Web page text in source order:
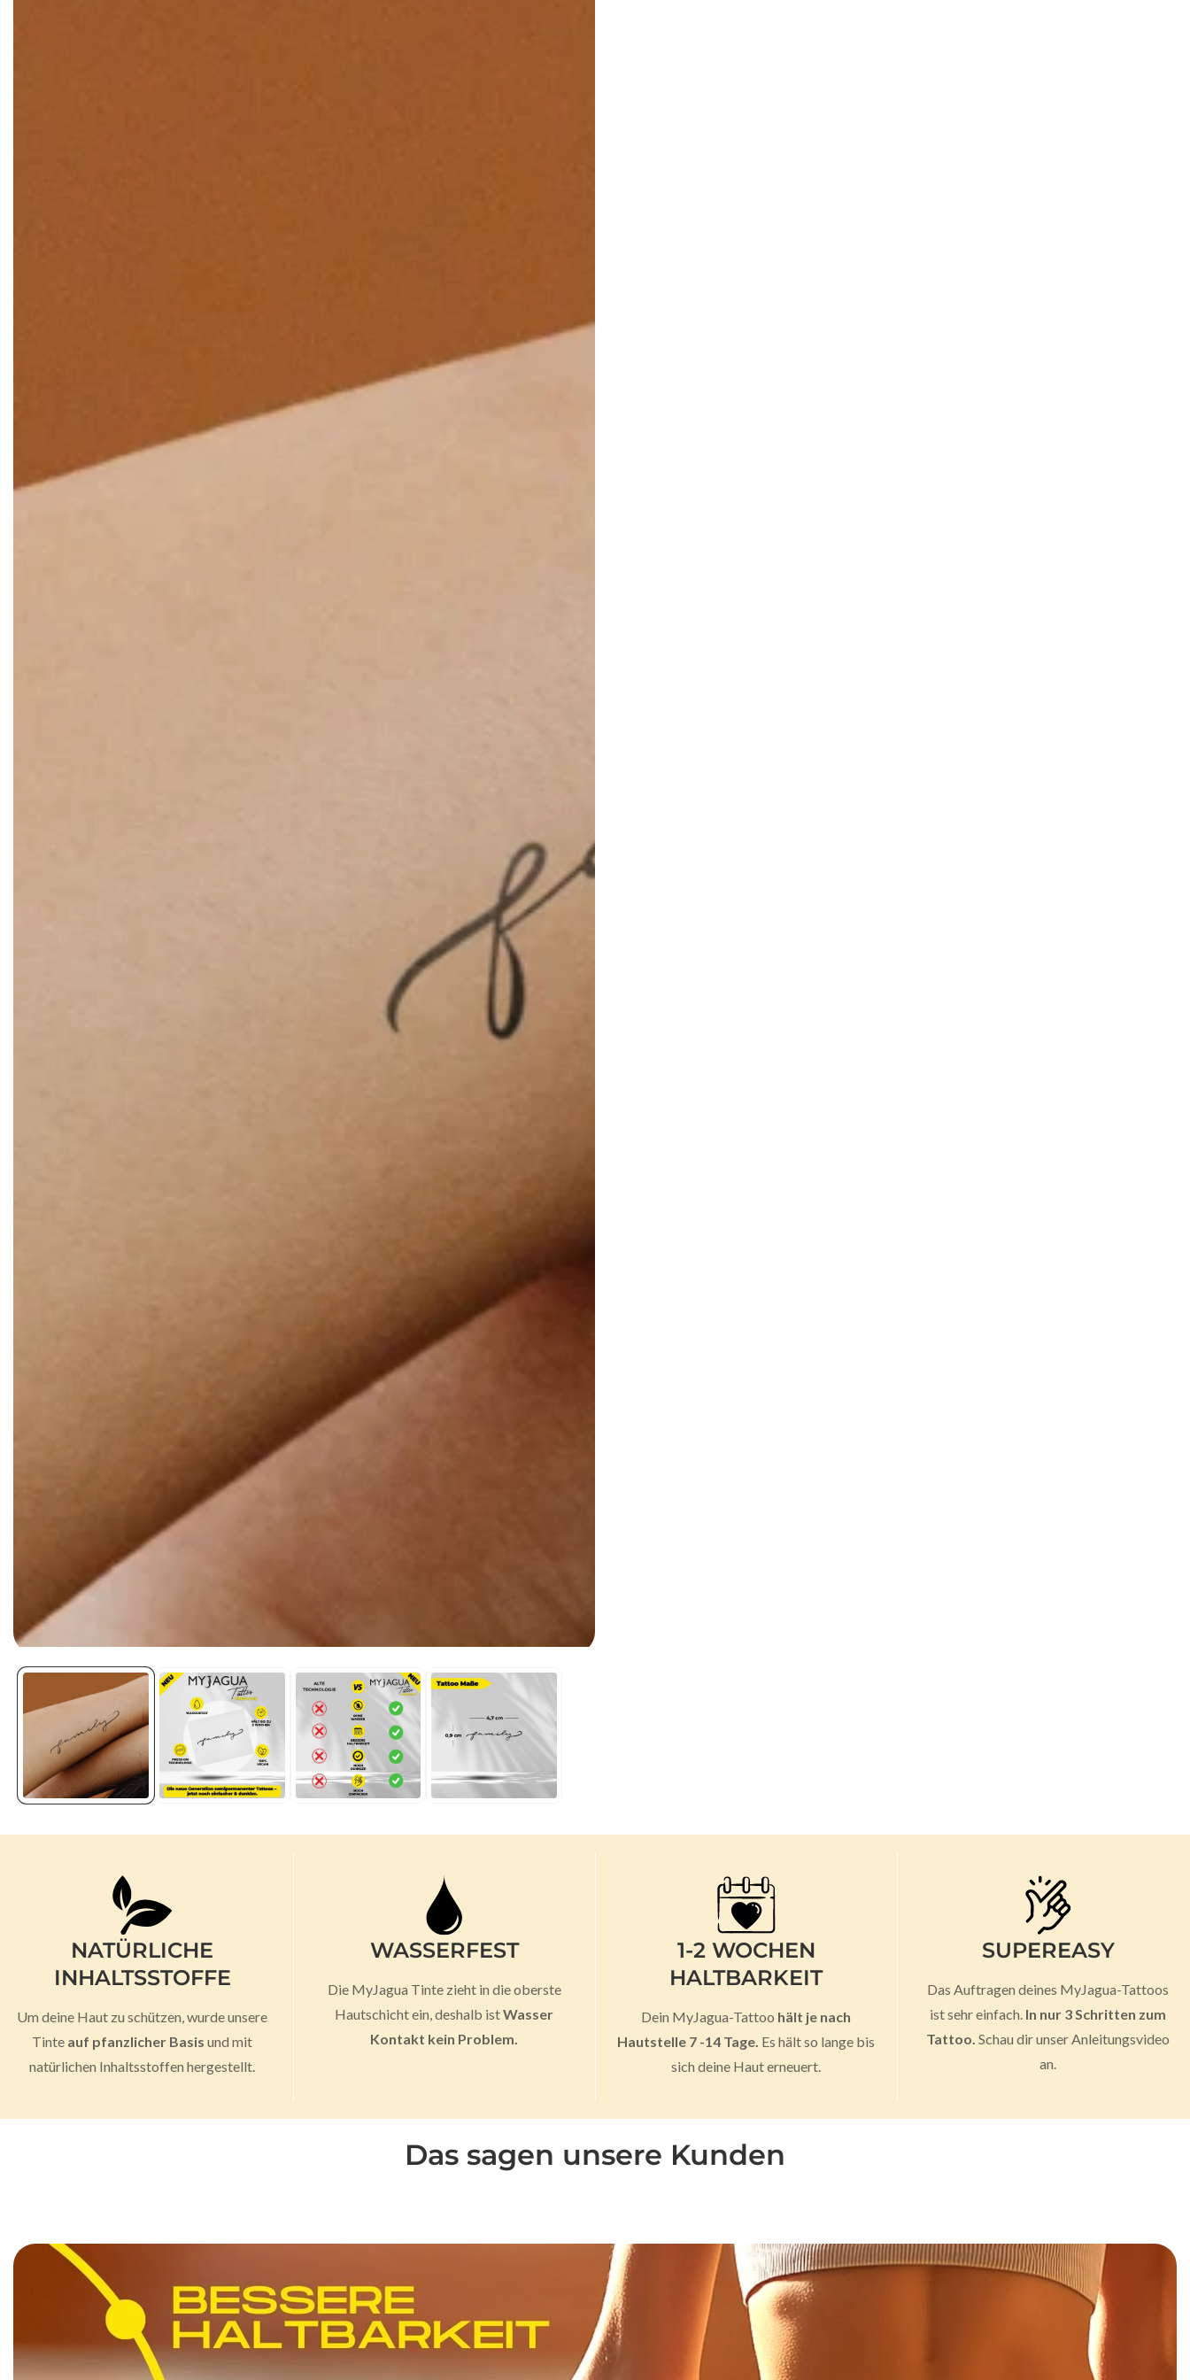
Medien
NATÜRLICHE
INHALTSSTOFFE
Um deine Haut zu schützen, wurde unsere
Tinte auf pfanzlicher Basis und mit
natürlichen Inhaltsstoffen hergestellt.
WASSERFEST
Die MyJagua Tinte zieht in die oberste
Hautschicht ein, deshalb istWasser
Kontakt kein Problem.
1-2 WOCHEN
HALTBARKEIT
Dein MyJagua-Tattoo hält je nach
Hautstelle 7 -14 Tage. Es hält so lange bis
sich deine Haut erneuert.
SUPEREASY
Das Auftragen deines MyJagua-Tattoos
ist sehr einfach. In nur 3 Schritten zum
Tattoo. Schau dir unser Anleitungsvideo
an.
Das sagen unsere Kunden